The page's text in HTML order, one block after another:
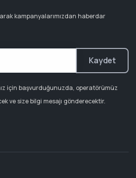
kampanyalarımızdan haberdar
Kaydet
için başvurduğunuzda, operatörümüz
ve size bilgi mesajı gönderecektir.